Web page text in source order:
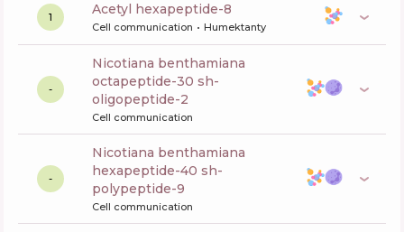
1 acetyl hexapeptide-8
Cell communication Humektanty
-
nicotiana benthamiana
octapeptide-30 sh-
oligopeptide-2
Cell communication
-
nicotiana benthamiana
hexapeptide-40 sh-
polypeptide-9
Cell communication